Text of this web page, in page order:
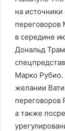
на
переговоров
в середине
Дональд
Марко
желании
переговоров
а также